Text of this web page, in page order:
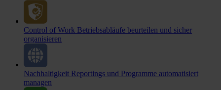
Control of Work Betriebsabläufe beurteilen und sicher
organisieren
Nachhaltigkeit Reportings und Programme automatisiert
managen